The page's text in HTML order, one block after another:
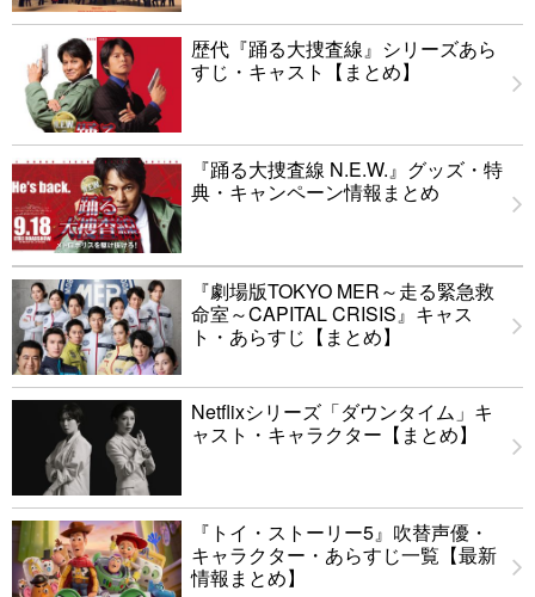
歴代『踊る大捜査線』シリーズあら
すじ・キャスト【まとめ】
『踊る大捜査線 N.E.W.』グッズ・特
典・キャンペーン情報まとめ
『劇場版TOKYO MER～走る緊急救
命室～CAPITAL CRISIS』キャス
ト・あらすじ【まとめ】
Netflixシリーズ「ダウンタイム」キ
ャスト・キャラクター【まとめ】
『トイ・ストーリー5』吹替声優・
キャラクター・あらすじ一覧【最新
情報まとめ】